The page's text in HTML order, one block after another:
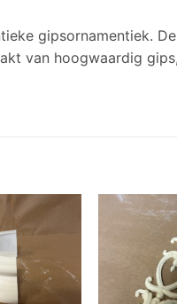
gipsornamentiek.
van hoogwaardig